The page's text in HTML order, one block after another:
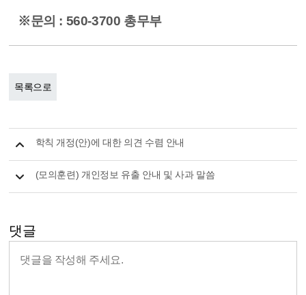
※문의 : 560-3700 총무부
목록으로
학칙 개정(안)에 대한 의견 수렴 안내
(모의훈련) 개인정보 유출 안내 및 사과 말씀
댓글